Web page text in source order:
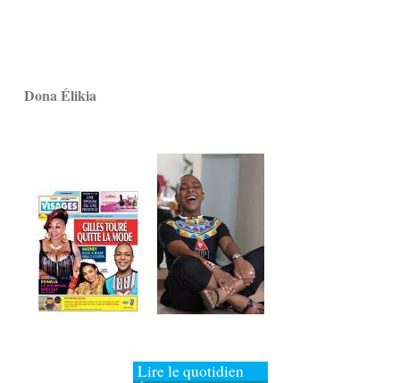
Dona Élikia
Lire le quotidien